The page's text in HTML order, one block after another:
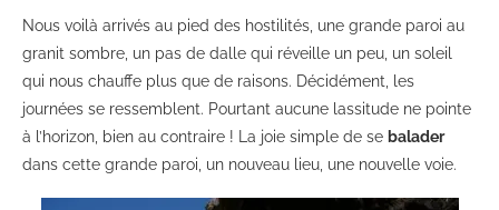
Nous voilà arrivés au pied des hostilités, une grande paroi au
granit sombre, un pas de dalle qui réveille un peu, un soleil
qui nous chauffe plus que de raisons. Décidément, les
journées se ressemblent. Pourtant aucune lassitude ne pointe
à l’horizon, bien au contraire ! La joie simple de se balader
dans cette grande paroi, un nouveau lieu, une nouvelle voie.